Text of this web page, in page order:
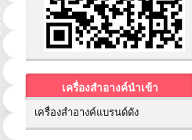
เครื่องสำอางค์นำเข้า
เครื่องสำอางค์แบรนด์ดัง